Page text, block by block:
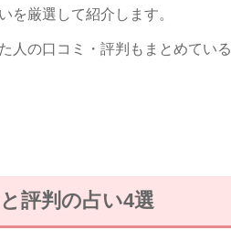
を厳選して紹介します。
人の口コミ・評判もまとめてい
評判の占い4選